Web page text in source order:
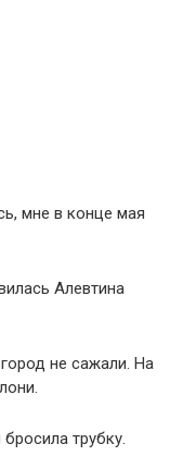
мне в конце мая
Алевтина
не сажали. На
трубку.